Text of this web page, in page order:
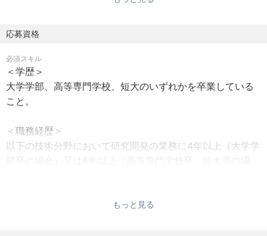
す。
・7～8月研修：5月中旬
・10～11月研修：8月中旬
・1～2月研修：11月中旬
【今回募集の技術分野】※技術分野の詳細は応募条件欄にて
ご確認ください
電池、電気化学、一次電池、二次電池、太陽電池、燃料電
別途支給 通勤費は月額10万円を上限に会社が負担します。
【各種保険】
社会保険健康保険、厚生年金保険、労災保険、雇用保険完
備
【定年】
満69歳の3月末（定年後は状況により、1年毎の嘱託雇用契
応募資格
必須スキル
＜学歴＞
大学学部、高等専門学校、短大のいずれかを卒業している
こと。
＜職務経歴＞
以下の技術分野において研究開発の業務に4年以上（大学学
もっと見る